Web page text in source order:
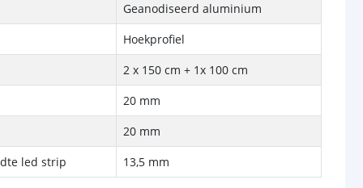
Geanodiseerd aluminium
Hoekprofiel
2 x 150 cm + 1x 100 cm
20 mm
20 mm
led strip
13,5 mm